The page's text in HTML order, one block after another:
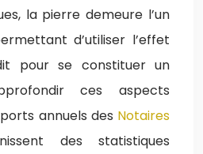
la pierre demeure l’un
d’utiliser l’effet
pour se constituer un
ces aspects
annuels des Notaires
des statistiques